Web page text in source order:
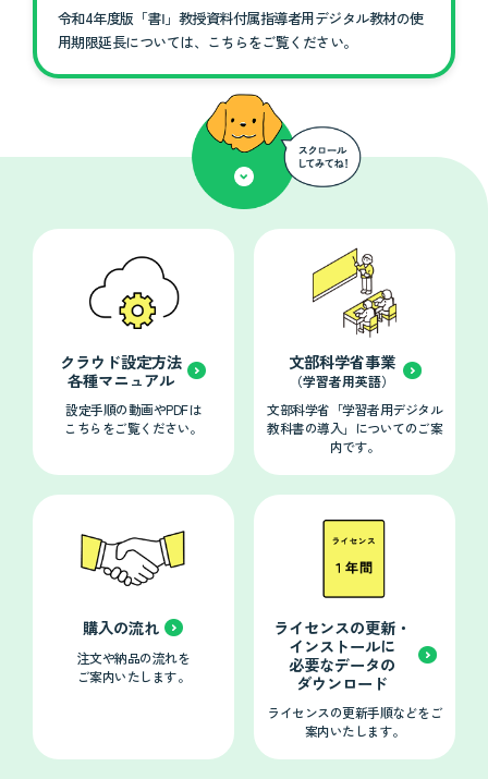
令和4年度版「書Ⅰ」教授資料付属指導者用デジタル教材の使
用期限延長については、こちらをご覧ください。
クラウド設定方法
各種マニュアル
設定手順の動画やPDFは
こちらをご覧ください。
文部科学省事業
（学習者用英語）
文部科学省「学習者用デジタル
教科書の導入」についてのご案
内です。
購入の流れ
注文や納品の流れを
ご案内いたします。
ライセンスの更新・
インストールに
必要なデータの
ダウンロード
ライセンスの更新手順などをご
案内いたします。